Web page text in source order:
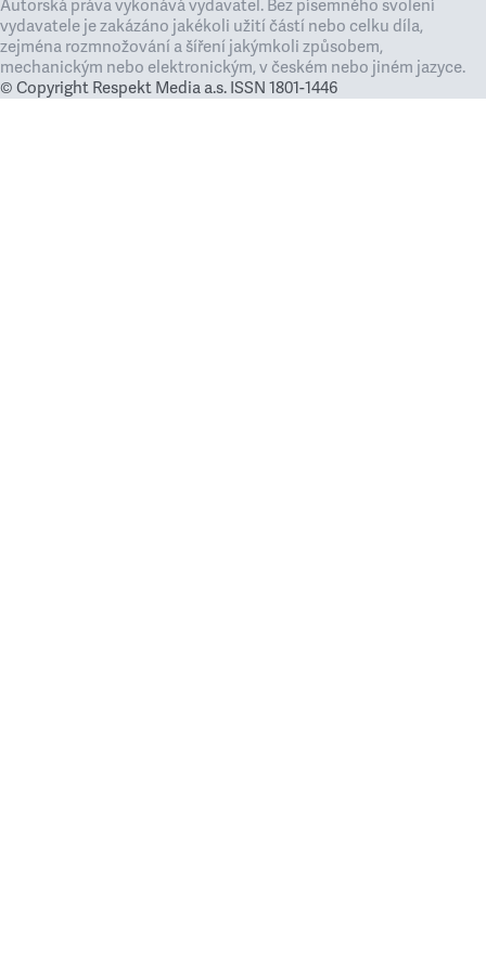
Autorská práva vykonává vydavatel. Bez písemného svolení
vydavatele je zakázáno jakékoli užití částí nebo celku díla,
zejména rozmnožování a šíření jakýmkoli způsobem,
mechanickým nebo elektronickým, v českém nebo jiném jazyce.
© Copyright Respekt Media a.s. ISSN 1801-1446